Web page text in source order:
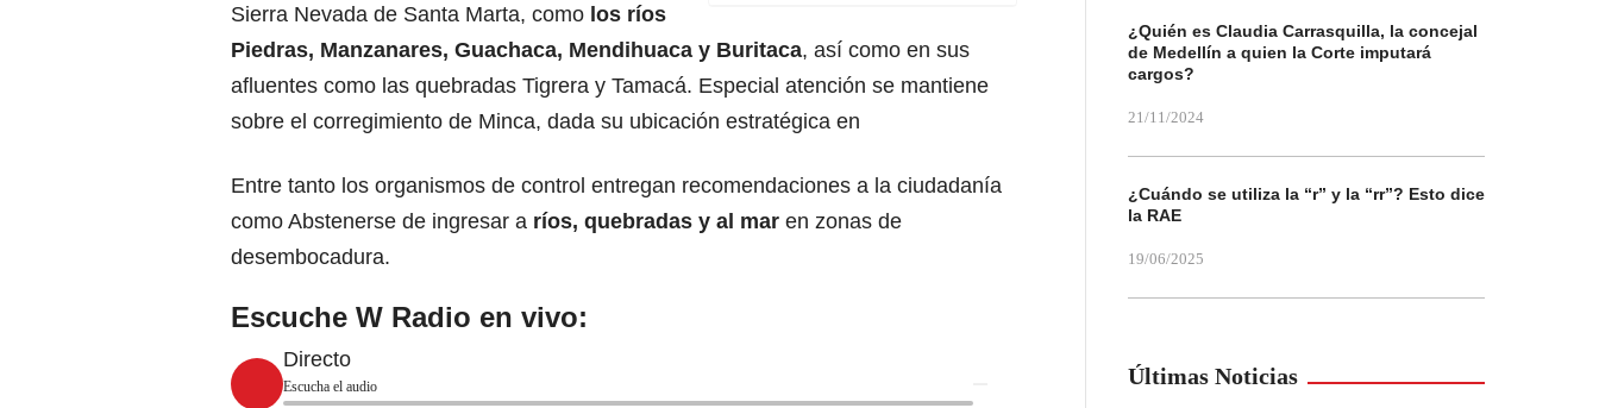
Sierra Nevada de Santa Marta, como los ríos
Piedras, Manzanares, Guachaca, Mendihuaca y Buritaca, así como en sus
afluentes como las quebradas Tigrera y Tamacá. Especial atención se mantiene
sobre el corregimiento de Minca, dada su ubicación estratégica en
Entre tanto los organismos de control entregan recomendaciones a la ciudadanía
como Abstenerse de ingresar a ríos, quebradas y al mar en zonas de
desembocadura.
Escuche W Radio en vivo:
Directo
Escucha el audio
¿Quién es Claudia Carrasquilla, la concejal
de Medellín a quien la Corte imputará
cargos?
21/11/2024
¿Cuándo se utiliza la “r” y la “rr”? Esto dice
la RAE
19/06/2025
Últimas Noticias